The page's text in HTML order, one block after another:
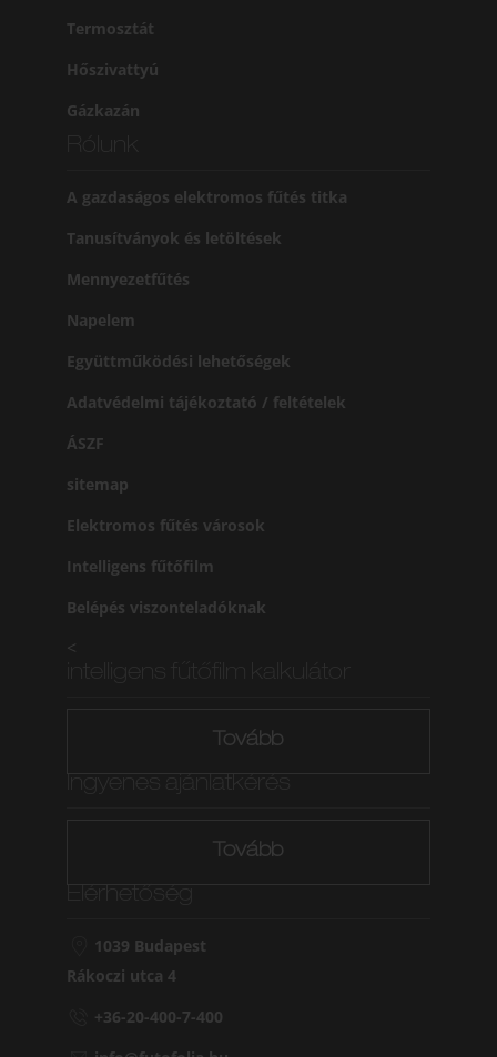
Termosztát
Hőszivattyú
Gázkazán
A gazdaságos elektromos fűtés titka
Tanusítványok és letöltések
Mennyezetfűtés
Napelem
Együttműködési lehetőségek
Adatvédelmi tájékoztató / feltételek
ÁSZF
sitemap
Elektromos fűtés városok
Intelligens fűtőfilm
Belépés viszonteladóknak
<
Tovább
Tovább
1039 Budapest
Rákoczi utca 4
+36-20-400-7-400